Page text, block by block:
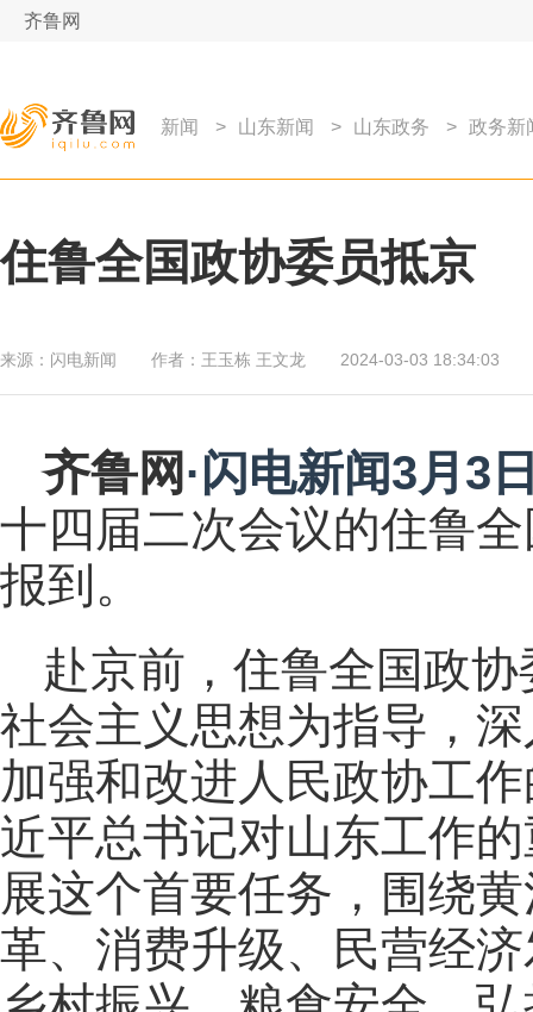
齐鲁网
新闻 > 山东新闻 > 山东政务 > 政务新
住鲁全国政协委员抵京
来源： 闪电新闻 作者： 王玉栋 王文龙 2024-03-03 18:34:03
齐鲁网 ·闪电新闻3月3
十四届二次会议的住鲁
报到。
赴京前，住鲁全国政
社会主义思想为指导，
加强和改进人民政协工
近平总书记对山东工作
展这个首要任务，围绕
革、消费升级、民营经